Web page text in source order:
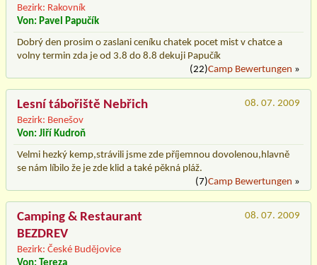
Bezirk: Rakovník
Von: Pavel Papučík
Dobrý den prosim o zaslani ceníku chatek pocet mist v chatce a
volny termin zda je od 3.8 do 8.8 dekuji Papučík
(22)Camp Bewertungen »
Lesní tábořiště Nebřich
Bezirk: Benešov
08. 07. 2009
Von: Jiří Kudroň
Velmi hezký kemp,strávili jsme zde příjemnou dovolenou,hlavně
se nám líbilo že je zde klid a také pěkná pláž.
(7)Camp Bewertungen »
Camping & Restaurant
BEZDREV
Bezirk: České Budějovice
08. 07. 2009